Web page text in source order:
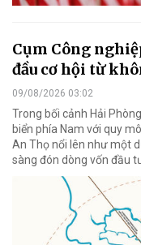
Cụm Công
đầu cơ hội từ
09/08/2026 03:02
Trong bối cảnh Hải
biển phía Nam với quy
An Thọ nổi lên như một
sàng đón dòng vốn đầu